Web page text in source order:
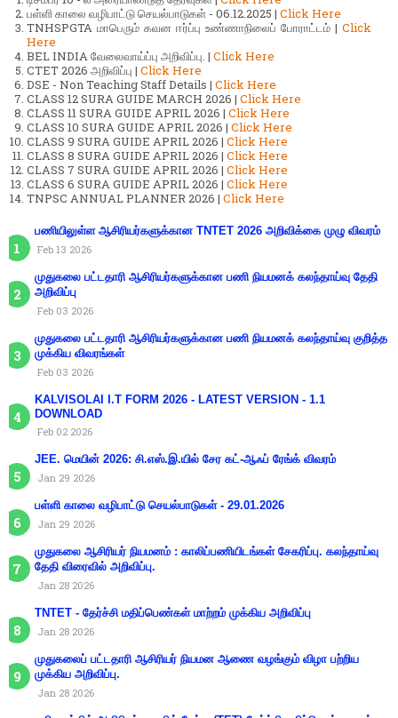
பள்ளி காலை வழிபாட்டு செயல்பாடுகள் - 06.12.2025 | Click Here
TNHSPGTA மாபெரும் கவன ஈர்ப்பு உண்ணாநிலைப் போராட்டம் | Click
Here
BEL INDIA வேலைவாய்ப்பு அறிவிப்பு. | Click Here
CTET 2026 அறிவிப்பு | Click Here
DSE - Non Teaching Staff Details | Click Here
CLASS 12 SURA GUIDE MARCH 2026 | Click Here
CLASS 11 SURA GUIDE APRIL 2026 | Click Here
CLASS 10 SURA GUIDE APRIL 2026 | Click Here
CLASS 9 SURA GUIDE APRIL 2026 | Click Here
CLASS 8 SURA GUIDE APRIL 2026 | Click Here
CLASS 7 SURA GUIDE APRIL 2026 | Click Here
CLASS 6 SURA GUIDE APRIL 2026 | Click Here
TNPSC ANNUAL PLANNER 2026 | Click Here
பணியிலுள்ள ஆசிரியர்களுக்கான TNTET 2026 அறிவிக்கை முழு விவரம்
Feb 13 2026
முதுகலை பட்டதாரி ஆசிரியர்களுக்கான பணி நியமனக் கலந்தாய்வு தேதி
அறிவிப்பு
Feb 03 2026
முதுகலை பட்டதாரி ஆசிரியர்களுக்கான பணி நியமனக் கலந்தாய்வு குறித்த
முக்கிய விவரங்கள்
Feb 03 2026
KALVISOLAI I.T FORM 2026 - LATEST VERSION - 1.1
DOWNLOAD
Feb 02 2026
JEE. மெயின் 2026: சி.எஸ்.இ.யில் சேர கட்-ஆஃப் ரேங்க் விவரம்
Jan 29 2026
பள்ளி காலை வழிபாட்டு செயல்பாடுகள் - 29.01.2026
Jan 29 2026
முதுகலை ஆசிரியர் நியமனம் : காலிப்பணியிடங்கள் சேகரிப்பு. கலந்தாய்வு
தேதி விரைவில் அறிவிப்பு.
Jan 28 2026
TNTET - தேர்ச்சி மதிப்பெண்கள் மாற்றம் முக்கிய அறிவிப்பு
Jan 28 2026
முதுகலைப் பட்டதாரி ஆசிரியர் நியமன ஆணை வழங்கும் விழா பற்றிய
முக்கிய அறிவிப்பு.
Jan 28 2026